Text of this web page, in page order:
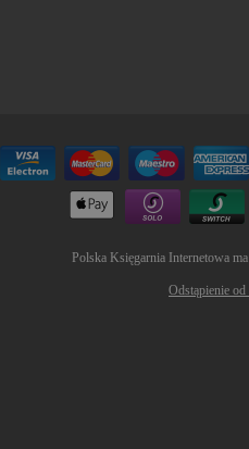
Polska Księgarnia Internetowa
Odstąpienie